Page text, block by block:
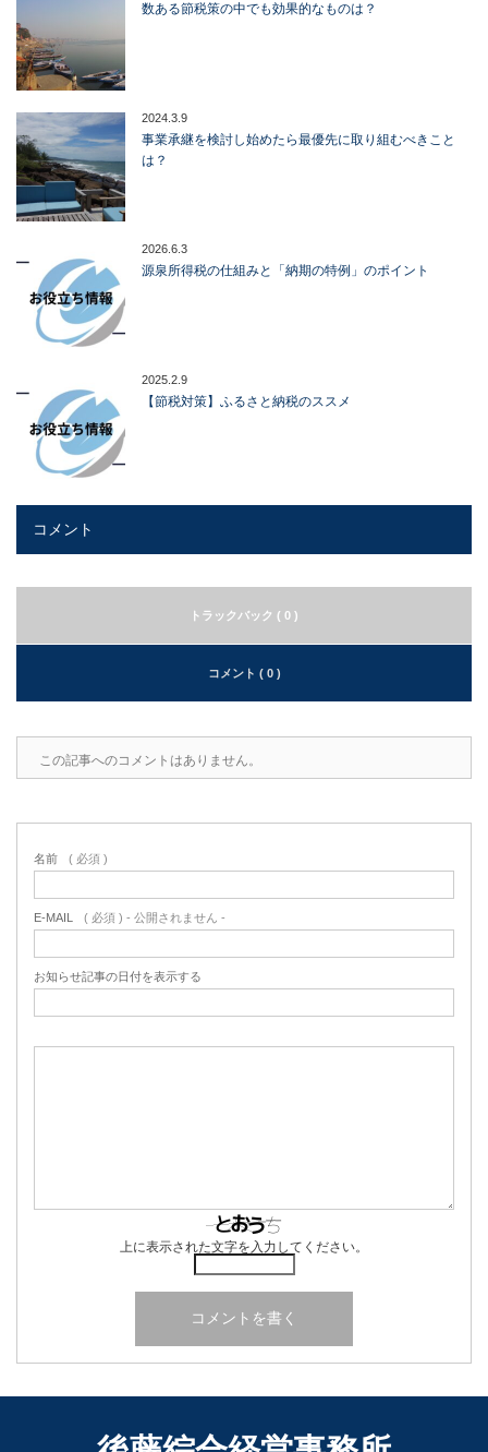
数ある節税策の中でも効果的なものは？
2024.3.9
事業承継を検討し始めたら最優先に取り組むべきこと
は？
2026.6.3
源泉所得税の仕組みと「納期の特例」のポイント
2025.2.9
【節税対策】ふるさと納税のススメ
コメント
トラックバック ( 0 )
コメント ( 0 )
この記事へのコメントはありません。
名前 ( 必須 )
E-MAIL ( 必須 ) - 公開されません -
お知らせ記事の日付を表示する
上に表示された文字を入力してください。